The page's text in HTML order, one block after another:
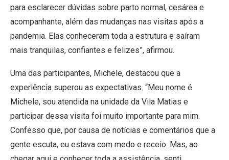
para esclarecer dúvidas sobre parto normal, cesárea e
acompanhante, além das mudanças nas visitas após a
pandemia. Elas conheceram toda a estrutura e saíram
mais tranquilas, confiantes e felizes”, afirmou.
Uma das participantes, Michele, destacou que a
experiência superou as expectativas. “Meu nome é
Michele, sou atendida na unidade da Vila Matias e
participar dessa visita foi muito importante para mim.
Confesso que, por causa de notícias e comentários que a
gente escuta, eu estava com medo e receio. Mas, ao